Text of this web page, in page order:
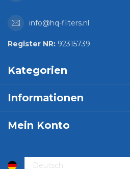
info@hq-filters.nl
Register NR: 92315739
Kategorien
Informationen
Mein Konto